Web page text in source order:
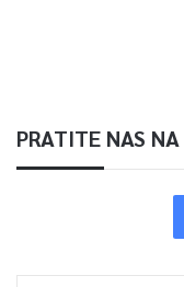
PRATITE NAS NA